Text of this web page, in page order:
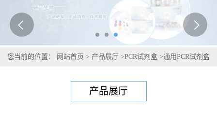
您当前的位置： 网站首页 > 产品展厅 >PCR试剂盒 >通用PCR试剂盒
产品展厅